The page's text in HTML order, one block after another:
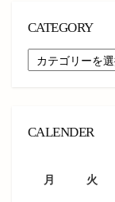
CATEGORY
CATEGORY
CALENDER
月
火